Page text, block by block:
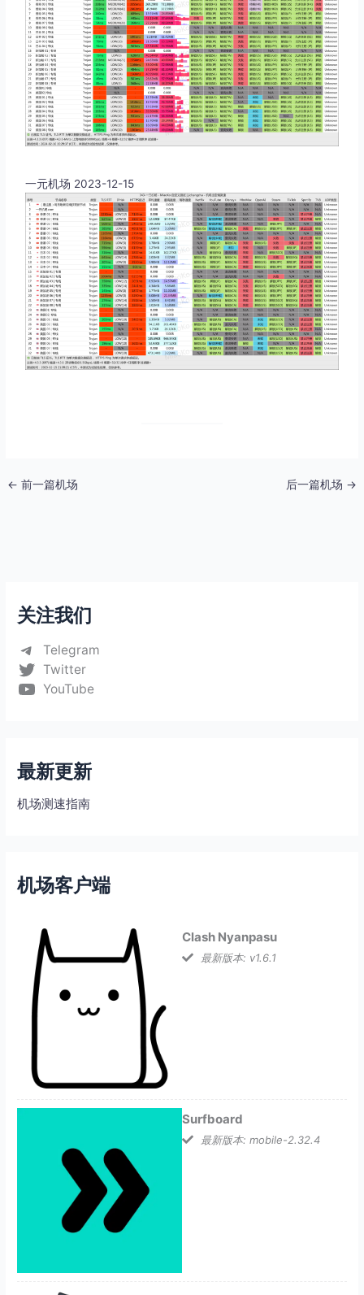
关注我们
Telegram
Twitter
YouTube
最新更新
机场测速指南
机场客户端
Clash Nyanpasu
最新版本: v1.6.1
Surfboard
最新版本: mobile-2.32.4
一元机场 2023-12-15
← 前一篇机场 后一篇机场 →